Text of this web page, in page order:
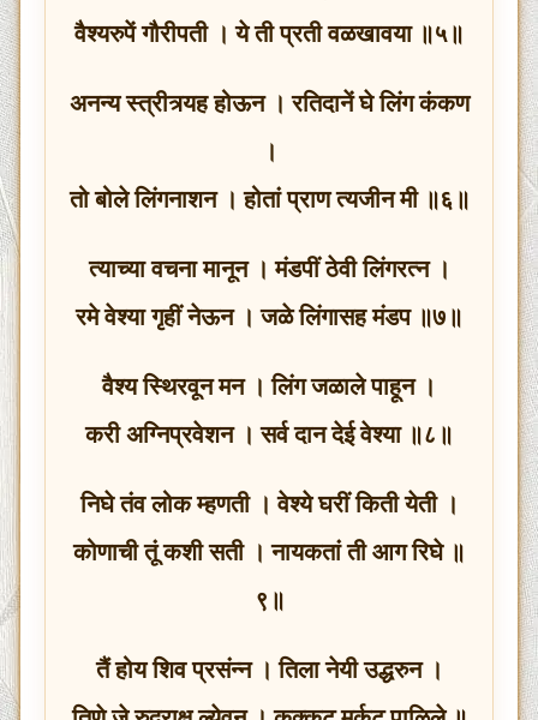
वैश्यरुपें गौरीपती । ये ती प्रती वळखावया ॥५॥
अनन्य स्त्रीत्र्यह होऊन । रतिदानें घे लिंग कंकण
।
तो बोले लिंगनाशन । होतां प्राण त्यजीन मी ॥६॥
त्याच्या वचना मानून । मंडपीं ठेवी लिंगरत्‍न ।
रमे वेश्या गृहीं नेऊन । जळे लिंगासह मंडप ॥७॥
वैश्य स्थिरवून मन । लिंग जळाले पाहून ।
करी अग्निप्रवेशन । सर्व दान देई वेश्या ॥८॥
निघे तंव लोक म्हणती । वेश्ये घरीं किती येती ।
कोणाची तूं कशी सती । नायकतां ती आग रिघे ॥
९॥
तैं होय शिव प्रसंन्न । तिला नेयी उद्धरुन ।